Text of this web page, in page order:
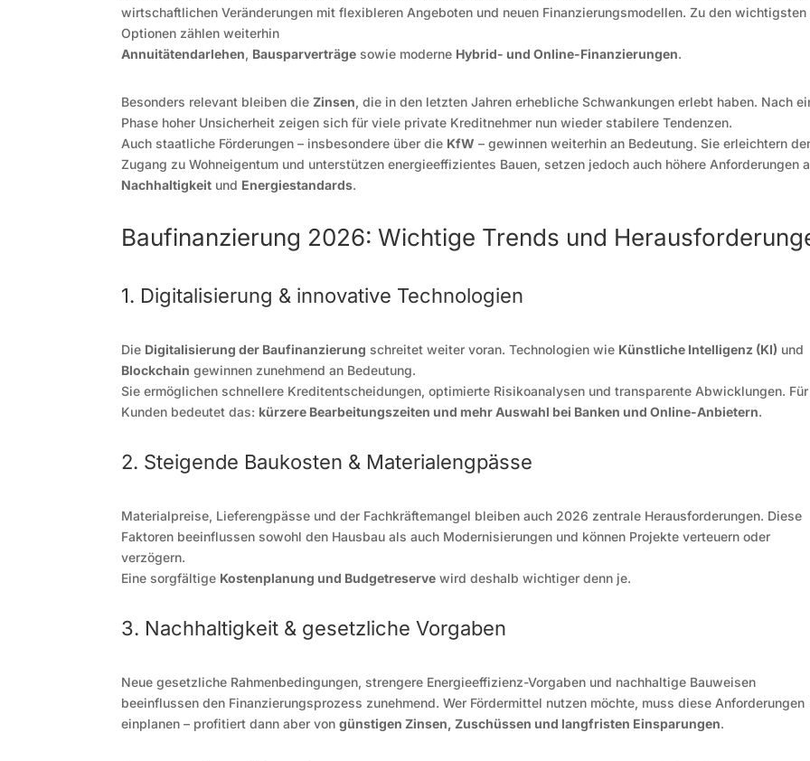
wirtschaftlichen Veränderungen mit flexibleren Angeboten und neuen Finanzierungsmodellen. Zu den wichtigsten
Optionen zählen weiterhin
Annuitätendarlehen, Bausparverträge sowie moderne Hybrid- und Online-Finanzierungen.
Besonders relevant bleiben dieZinsen, die in den letzten Jahren erhebliche Schwankungen erlebt haben. Nach
Phase hoher Unsicherheit zeigen sich für viele private Kreditnehmer nun wieder stabilere Tendenzen.
Auch staatliche Förderungen – insbesondere über die KfW – gewinnen weiterhin an Bedeutung. Sie erleichtern
Zugang zu Wohneigentum und unterstützen energieeffizientes Bauen, setzen jedoch auch höhere Anforderungen
Nachhaltigkeit und Energiestandards.
Baufinanzierung 2026: Wichtige Trends und
1. Digitalisierung & innovative Technologien
Die Digitalisierung der Baufinanzierung schreitet weiter voran. Technologien wie Künstliche Intelligenz (KI) und
Blockchain gewinnen zunehmend an Bedeutung.
Sie ermöglichen schnellere Kreditentscheidungen, optimierte Risikoanalysen und transparente Abwicklungen. Für
Kunden bedeutet das: kürzere Bearbeitungszeiten und mehr Auswahl bei Banken und Online-Anbietern.
2. Steigende Baukosten & Materialengpässe
Materialpreise, Lieferengpässe und der Fachkräftemangel bleiben auch 2026 zentrale Herausforderungen. Diese
Faktoren beeinflussen sowohl den Hausbau als auch Modernisierungen und können Projekte verteuern oder
verzögern.
Eine sorgfältige Kostenplanung und Budgetreserve wird deshalb wichtiger denn je.
3. Nachhaltigkeit & gesetzliche Vorgaben
Neue gesetzliche Rahmenbedingungen, strengere Energieeffizienz-Vorgaben und nachhaltige Bauweisen
beeinflussen den Finanzierungsprozess zunehmend. Wer Fördermittel nutzen möchte, muss diese Anforderungen
einplanen – profitiert dann aber vongünstigen Zinsen, Zuschüssen und langfristen Einsparungen.